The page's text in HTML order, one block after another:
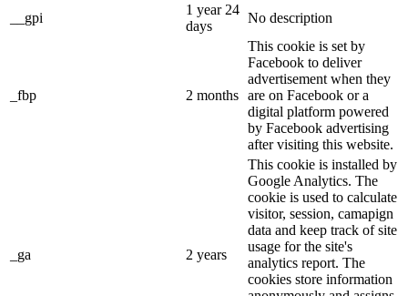
__gpi
1 year 24
days
No description
_fbp 2 months
This cookie is set by
Facebook to deliver
advertisement when they
are on Facebook or a
digital platform powered
by Facebook advertising
after visiting this website.
_ga 2 years
This cookie is installed by
Google Analytics. The
cookie is used to calculate
visitor, session, camapign
data and keep track of site
usage for the site's
analytics report. The
cookies store information